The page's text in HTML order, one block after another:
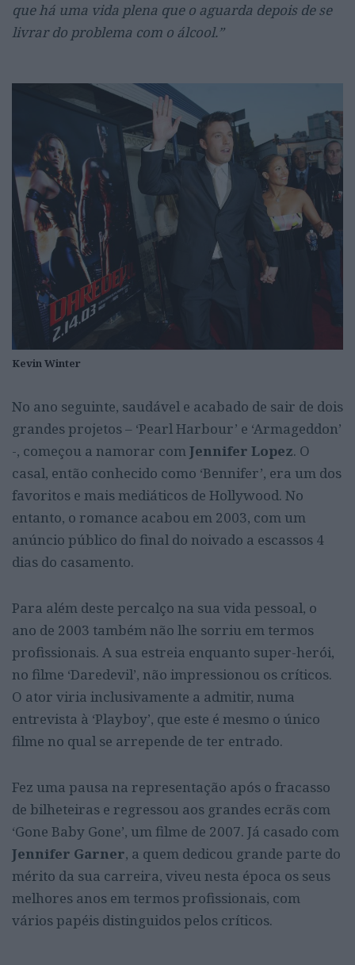
que há uma vida plena que o aguarda depois de se
livrar do problema com o álcool.”
Kevin Winter
No ano seguinte, saudável e acabado de sair de dois
grandes projetos – ‘Pearl Harbour’ e ‘Armageddon’
-, começou a namorar comJennifer Lopez. O
casal, então conhecido como ‘Bennifer’, era um dos
favoritos e mais mediáticos de Hollywood. No
entanto, o romance acabou em 2003, com um
anúncio público do final do noivado a escassos 4
dias do casamento.
Para além deste percalço na sua vida pessoal, o
ano de 2003 também não lhe sorriu em termos
profissionais. A sua estreia enquanto super-herói,
no filme ‘Daredevil’, não impressionou os críticos.
O ator viria inclusivamente a admitir, numa
entrevista à ‘Playboy’, que este é mesmo o único
filme no qual se arrepende de ter entrado.
Fez uma pausa na representação após o fracasso
de bilheteiras e regressou aos grandes ecrãs com
‘Gone Baby Gone’, um filme de 2007. Já casado com
Jennifer Garner, a quem dedicou grande parte do
mérito da sua carreira, viveu nesta época os seus
melhores anos em termos profissionais, com
vários papéis distinguidos pelos críticos.